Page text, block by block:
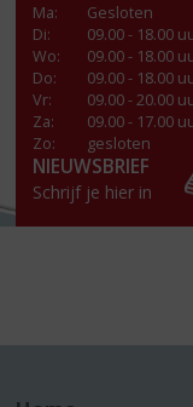
Ma:
Gesloten
Di:
09.00 - 18.00
Wo:
09.00 - 18.00
Do:
09.00 - 18.00
Vr:
09.00 - 20.00
Za:
09.00 - 17.00
Zo:
gesloten
NIEUWSBRIEF
Schrijf je hier in